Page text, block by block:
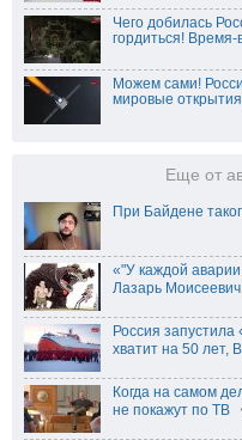
Чего добилась
гордиться!
Можем сами!
мировые
Еще от
При Байдене
«"У каждой
Лазарь Моисеевич
Россия запустила
хватит на 50 лет,
Когда на самом
не покажут по ТВ